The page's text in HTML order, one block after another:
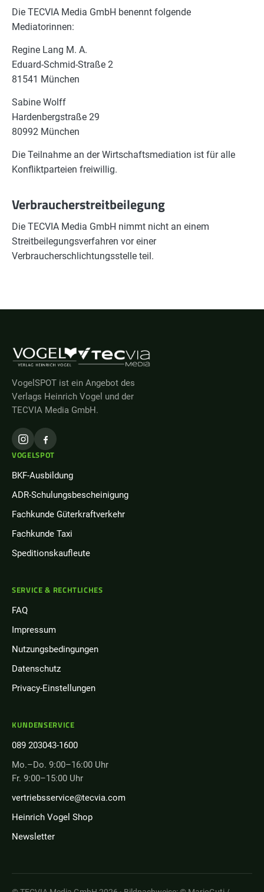
Die TECVIA Media GmbH benennt folgende
Mediatorinnen:
Regine Lang M. A.
Eduard-Schmid-Straße 2
81541 München
Sabine Wolff
Hardenbergstraße 29
80992 München
Die Teilnahme an der Wirtschaftsmediation ist für alle
Konfliktparteien freiwillig.
Verbraucherstreitbeilegung
Die TECVIA Media GmbH nimmt nicht an einem
Streitbeilegungsverfahren vor einer
Verbraucherschlichtungsstelle teil.
VogelSPOT ist ein Angebot des
Verlags Heinrich Vogel und der
TECVIA Media GmbH.
VOGELSPOT
BKF-Ausbildung
ADR-Schulungsbescheinigung
Fachkunde Güterkraftverkehr
Fachkunde Taxi
Speditionskaufleute
SERVICE & RECHTLICHES
FAQ
Impressum
Nutzungsbedingungen
Datenschutz
Privacy-Einstellungen
KUNDENSERVICE
089 203043-1600
Mo.–Do. 9:00–16:00 Uhr
Fr. 9:00–15:00 Uhr
vertriebsservice@tecvia.com
Heinrich Vogel Shop
Newsletter